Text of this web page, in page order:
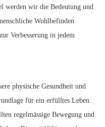
wir die Bedeutung und
Wohlbefinden
Verbesserung in jedem
physische Gesundheit und
für ein erfülltes Leben.
regelmässige Bewegung und